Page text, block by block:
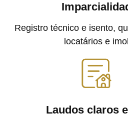
Registro técnico e isento,
locatários e
Laudos claros